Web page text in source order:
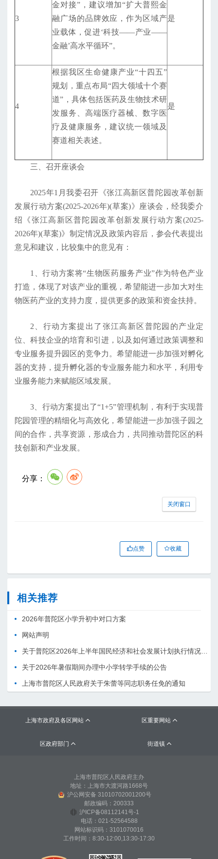
3
金对接”，建议增加“扩大普熙金
融广场的品牌效应，作为区域产
业载体，促进‘科技——产业——
金融’高水平循环”。
是
4
根据我区生命健康产业“十四五”
规划，重点布局“四大领域十个赛
道”，具体包括医药及生物技术研
发服务、高端医疗器械、数字医
疗及健康服务，建议统一领域及
赛道相关表述。
是
三、召开座谈会
2025年1月我委召开《张江高新区普陀园改革创新
发展行动方案(2025-2026年)(草案)》座谈会，经我委介
绍《张江高新区普陀园改革创新发展行动方案(2025-
2026年)(草案)》制定情况及政策内容后，参会代表提出
意见和建议，比较集中的意见有：
1、行动方案将“生物医药服务产业”作为特色产业
打造，体现了对该产业的重视，希望能进一步加大对生
物医药产业的支持力度，提供更多的政策和资金扶持。
2、行动方案提出了张江高新区普陀园的产业定
位、科技企业的培育和引进，以及如何通过政策调整和
专业服务提升园区的竞争力。希望能进一步加强对孵化
器的支持，提升孵化器的专业服务能力和水平，利用专
业服务能力来赋能区域发展。
3、行动方案提出了“1+5”管理机制，有利于实现普
陀园管理的精细化与高效化，希望能进一步加强子园之
间的合作，共享资源，形成合力，共同推动普陀区的科
技创新和产业发展。
分享：
关闭窗口
点赞 收藏
相关推荐
2026年普陀区小学升初中对口方案
网站声明
关于2026年暑假期间办理中小学转学手续的公告
上海市普陀区人民政府关于朱蕾等同志职务任免的通知
上海市政府及各区网站  区重要网站 
区政府部门  街道镇 
上海市普陀区人民政府主办
地址：上海市大渡河路1668号
沪公网安备 31010702001200号
邮政编码：200333
沪ICP备08112141号-1
电话：021-52564588
网站标识码：3101070016
工作时间：8:30-12:00,13:30-17:30